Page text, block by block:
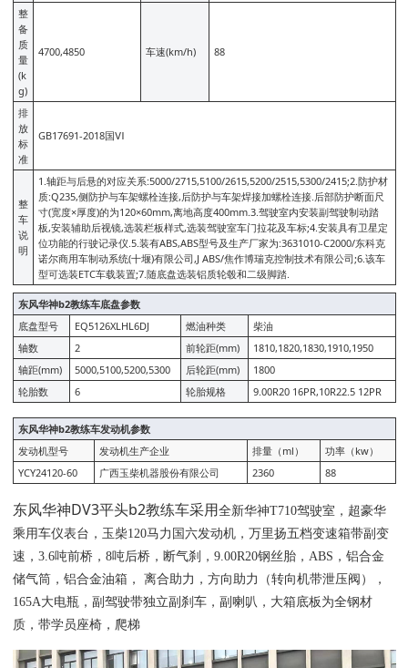
整
备
质
量
(k
g)
4700,4850 车速(km/h) 88
排
放
标
准
GB17691-2018国Ⅵ
整
车
说
明
1.轴距与后悬的对应关系:5000/2715,5100/2615,5200/2515,5300/2415;2.防护材
质:Q235,侧防护与车架螺栓连接,后防护与车架焊接加螺栓连接.后部防护断面尺
寸(宽度×厚度)的为120×60mm,离地高度400mm.3.驾驶室内安装副驾驶制动踏
板,安装辅助后视镜,选装栏板样式,选装驾驶室车门拉花及车标;4.安装具有卫星定
位功能的行驶记录仪.5.装有ABS,ABS型号及生产厂家为:3631010-C2000/东科克
诺尔商用车制动系统(十堰)有限公司,J ABS/焦作博瑞克控制技术有限公司;6.该车
型可选装ETC车载装置;7.随底盘选装铝质轮毂和二级脚踏.
东风华神b2教练车底盘参数
底盘型号
EQ5126XLHL6DJ 燃油种类
柴油
轴数
2 前轮距(mm)
1810,1820,1830,1910,1950
轴距(mm)
5000,5100,5200,5300 后轮距(mm)
1800
轮胎数
6 轮胎规格 9.00R20 16PR,10R22.5 12PR
东风华神b2教练车发动机参数
发动机型号
发动机生产企业 排量（ml）
功率（kw）
YCY24120-60
广西玉柴机器股份有限公司 2360 88
东风华神DV3平头b2教练车采用全新华神T710驾驶室，超豪华
乘用车仪表台，玉柴120马力国六发动机，万里扬五档变速箱带副变
速，3.6吨前桥，8吨后桥，断气刹，9.00R20钢丝胎，ABS，铝合金
储气筒，铝合金油箱， 离合助力，方向助力（转向机带泄压阀），
165A大电瓶，副驾驶带独立副刹车，副喇叭，大箱底板为全钢材
质，带学员座椅，爬梯